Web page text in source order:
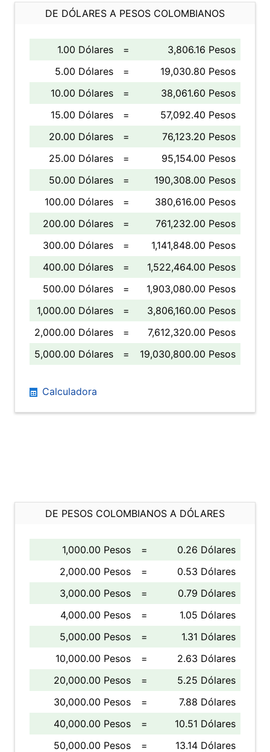
DE DÓLARES A PESOS COLOMBIANOS
1.00 Dólares =
3,806.16 Pesos
5.00 Dólares
=
19,030.80 Pesos
10.00 Dólares
=
38,061.60 Pesos
15.00 Dólares
=
57,092.40 Pesos
20.00 Dólares
=
76,123.20 Pesos
25.00 Dólares
=
95,154.00 Pesos
50.00 Dólares
=
190,308.00 Pesos
100.00 Dólares
=
380,616.00 Pesos
200.00 Dólares
=
761,232.00 Pesos
300.00 Dólares
=
1,141,848.00 Pesos
400.00 Dólares
=
1,522,464.00 Pesos
500.00 Dólares
=
1,903,080.00 Pesos
1,000.00 Dólares
=
3,806,160.00 Pesos
2,000.00 Dólares
=
7,612,320.00 Pesos
5,000.00 Dólares
= 19,030,800.00 Pesos
Calculadora
DE PESOS COLOMBIANOS A DÓLARES
1,000.00 Pesos =
0.26 Dólares
2,000.00 Pesos
=
0.53 Dólares
3,000.00 Pesos
=
0.79 Dólares
4,000.00 Pesos
=
1.05 Dólares
5,000.00 Pesos
=
1.31 Dólares
10,000.00 Pesos
=
2.63 Dólares
20,000.00 Pesos
=
5.25 Dólares
30,000.00 Pesos
=
7.88 Dólares
40,000.00 Pesos
=
10.51 Dólares
50,000.00 Pesos
= 13.14 Dólares